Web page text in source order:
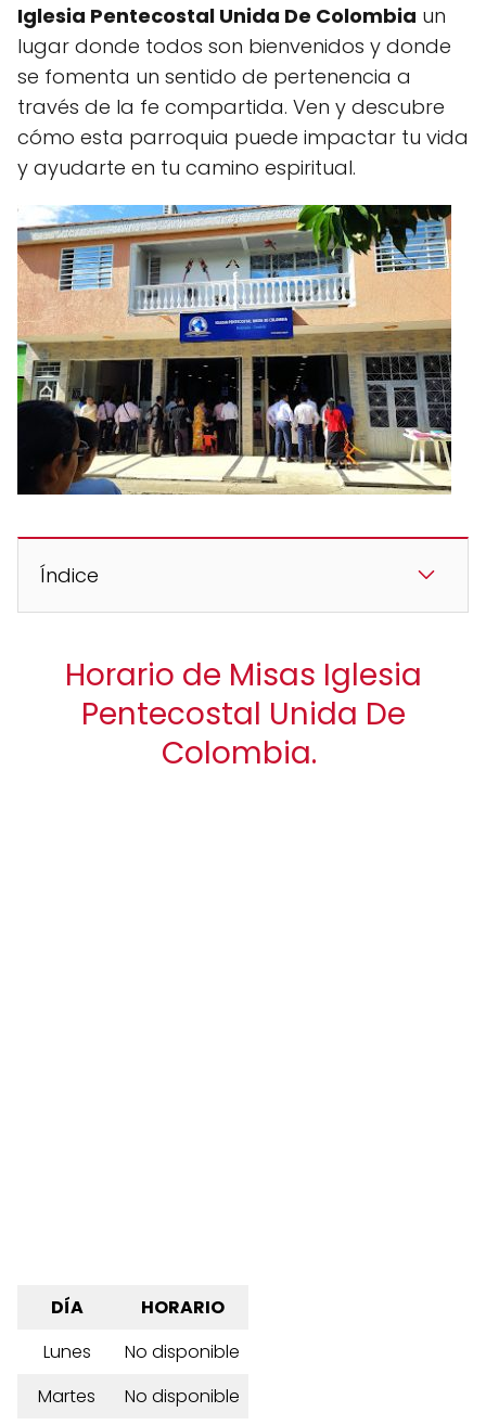
Iglesia Pentecostal Unida De Colombia un
lugar donde todos son bienvenidos y donde
se fomenta un sentido de pertenencia a
través de la fe compartida. Ven y descubre
cómo esta parroquia puede impactar tu vida
y ayudarte en tu camino espiritual.
Índice
Horario de Misas Iglesia
Pentecostal Unida De
Colombia.
DÍA
HORARIO
Lunes
No disponible
Martes
No disponible